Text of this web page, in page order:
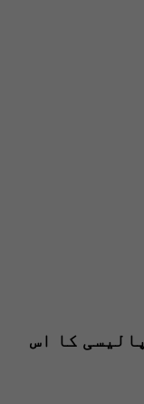
کا اس